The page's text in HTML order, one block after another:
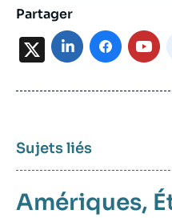
Partager
X
Sujets liés
Amériques